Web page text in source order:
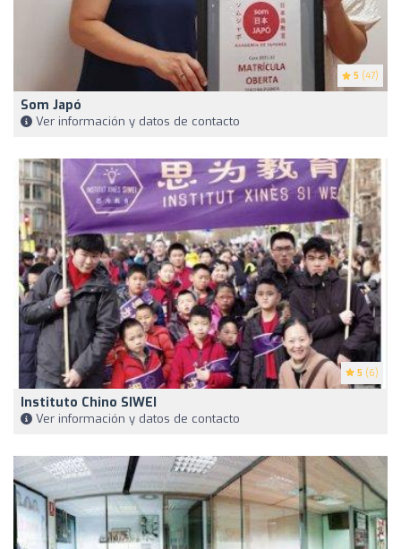
5 (47)
Som Japó
Ver información y datos de contacto
5 (6)
Instituto Chino SIWEI
Ver información y datos de contacto